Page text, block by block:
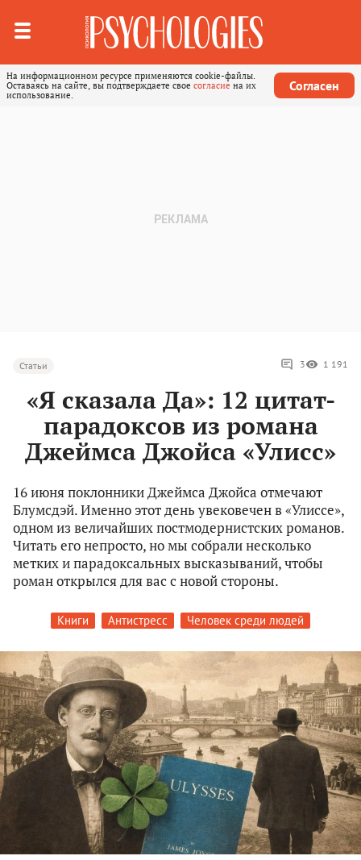
На информационном ресурсе применяются cookie-файлы.
Оставаясь на сайте, вы подтверждаете свое согласие на их
использование.
Согласен
Статьи 3 1 191
«Я сказала Да»: 12 цитат-
парадоксов из романа
Джеймса Джойса «Улисс»
16 июня поклонники Джеймса Джойса отмечают
Блумсдэй. Именно этот день увековечен в «Улиссе»,
одном из величайших постмодернистских романов.
Читать его непросто, но мы собрали несколько
метких и парадоксальных высказываний, чтобы
роман открылся для вас с новой стороны.
Книги Антистресс Человек среди людей